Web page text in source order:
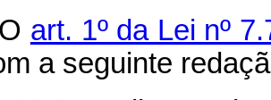
art. 1º da Lei nº
a seguinte